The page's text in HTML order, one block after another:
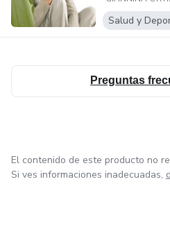
Salud y
Preguntas
El contenido de este producto no
Si ves informaciones inadecuadas,